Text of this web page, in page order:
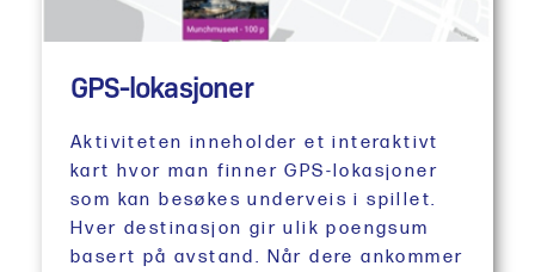
GPS-lokasjoner
Aktiviteten inneholder et interaktivt
kart hvor man finner GPS-lokasjoner
som kan besøkes underveis i spillet.
Hver destinasjon gir ulik poengsum
basert på avstand. Når dere ankommer